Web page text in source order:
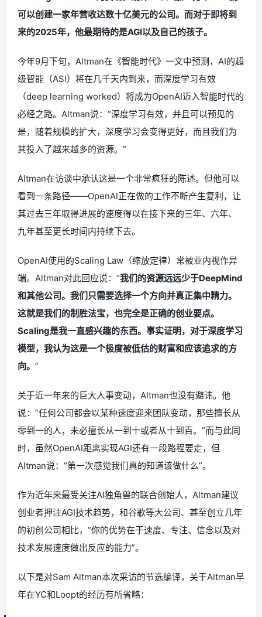
可以创建一家年营收达数十亿美元的公司。而对于即将到
来的2025年，他最期待的是AGI以及自己的孩子。
今年9月下旬，Altman在《智能时代》一文中预测，AI的超
级智能（ASI）将在几千天内到来，而深度学习有效
（deep learning worked）将成为OpenAI迈入智能时代的
必经之路。Altman说：“深度学习有效，并且可以预见的
是，随着规模的扩大，深度学习会变得更好，而且我们为
其投入了越来越多的资源。”
Altman在访谈中承认这是一个非常疯狂的陈述。但他可以
看到一条路径——OpenAI正在做的工作不断产生复利，让
其过去三年取得进展的速度得以在接下来的三年、六年、
九年甚至更长时间内持续下去。
OpenAI使用的Scaling Law（缩放定律）常被业内视作异
端。Altman对此回应说：“我们的资源远远少于DeepMind
和其他公司。我们只需要选择一个方向并真正集中精力。
这就是我们的制胜法宝，也完全是正确的创业要点。
Scaling是我一直感兴趣的东西。事实证明，对于深度学习
模型，我认为这是一个极度被低估的财富和应该追求的方
向。 ”
关于近一年来的巨大人事变动，Altman也没有避讳。他
说：“任何公司都会以某种速度迎来团队变动，那些擅长从
零到一的人，未必擅长从一到十或者从十到百。”而与此同
时，虽然OpenAI距离实现AGI还有一段路程要走，但
Altman说：“第一次感觉我们真的知道该做什么”。
作为近年来最受关注AI独角兽的联合创始人，Altman建议
创业者押注AGI技术趋势，和谷歌等大公司、甚至创立几年
的初创公司相比，“你的优势在于速度、专注、信念以及对
技术发展速度做出反应的能力”。
以下是对Sam Altman本次采访的节选编译，关于Altman早
年在YC和Loopt的经历有所省略：